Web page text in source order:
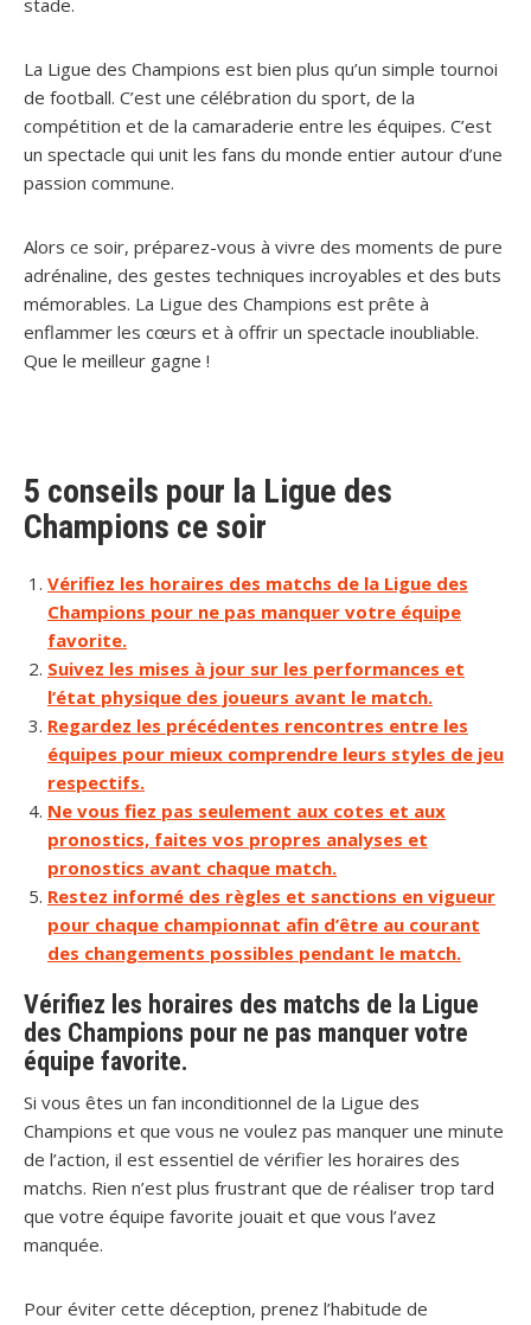
stade.
La Ligue des Champions est bien plus qu’un simple tournoi
de football. C’est une célébration du sport, de la
compétition et de la camaraderie entre les équipes. C’est
un spectacle qui unit les fans du monde entier autour d’une
passion commune.
Alors ce soir, préparez-vous à vivre des moments de pure
adrénaline, des gestes techniques incroyables et des buts
mémorables. La Ligue des Champions est prête à
enflammer les cœurs et à offrir un spectacle inoubliable.
Que le meilleur gagne !
5 conseils pour la Ligue des
Champions ce soir
Vérifiez les horaires des matchs de la Ligue des
Champions pour ne pas manquer votre équipe
favorite.
Suivez les mises à jour sur les performances et
l’état physique des joueurs avant le match.
Regardez les précédentes rencontres entre les
équipes pour mieux comprendre leurs styles de jeu
respectifs.
Ne vous fiez pas seulement aux cotes et aux
pronostics, faites vos propres analyses et
pronostics avant chaque match.
Restez informé des règles et sanctions en vigueur
pour chaque championnat afin d’être au courant
des changements possibles pendant le match.
Vérifiez les horaires des matchs de la Ligue
des Champions pour ne pas manquer votre
équipe favorite.
Si vous êtes un fan inconditionnel de la Ligue des
Champions et que vous ne voulez pas manquer une minute
de l’action, il est essentiel de vérifier les horaires des
matchs. Rien n’est plus frustrant que de réaliser trop tard
que votre équipe favorite jouait et que vous l’avez
manquée.
Pour éviter cette déception, prenez l’habitude de